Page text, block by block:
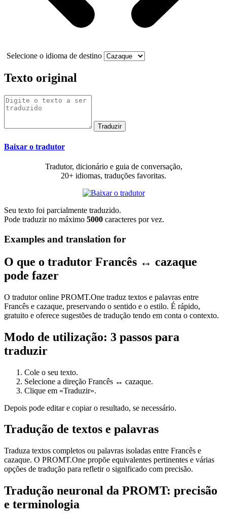
Selecione o idioma de destino
Texto original
Baixar o tradutor
Tradutor, dicionário e guia de conversação,
20+ idiomas, traduções favoritas.
Seu texto foi parcialmente traduzido.
Pode traduzir no máximo 5000 caracteres por vez.
Examples and translation for
O que o tradutor Francês ↔ cazaque
pode fazer
O tradutor online PROMT.One traduz textos e palavras entre
Francês e cazaque, preservando o sentido e o estilo. É rápido,
gratuito e oferece sugestões de tradução tendo em conta o contexto.
Modo de utilização: 3 passos para
traduzir
Cole o seu texto.
Selecione a direção Francês ↔ cazaque.
Clique em «Traduzir».
Depois pode editar e copiar o resultado, se necessário.
Tradução de textos e palavras
Traduza textos completos ou palavras isoladas entre Francês e
cazaque. O PROMT.One propõe equivalentes pertinentes e várias
opções de tradução para refletir o significado com precisão.
Tradução neuronal da PROMT: precisão
e terminologia